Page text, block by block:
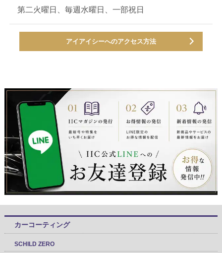
第二火曜日、毎週水曜日、一部祝日
アイアイシーへのアクセス方法
カーコーティング
SCHILD ZERO